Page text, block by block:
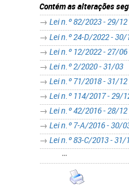
Contém as alterações
→ Lei n.º 82/2023 - 29/12
→ Lei n.º 24-D/2022 - 30/
→ Lei n.º 12/2022 - 27/06​
→ Lei n.º 2/2020 - 31/03
→ Lei n.º 71/2018 - 31/12
→ Lei n.º 114/2017 - 29/
→ Lei n.º 42/2016 - 28/12
→ Lei n.º 7-A/2016 - 30/
→ Lei n.º 83-C/2013 - 31/
•••